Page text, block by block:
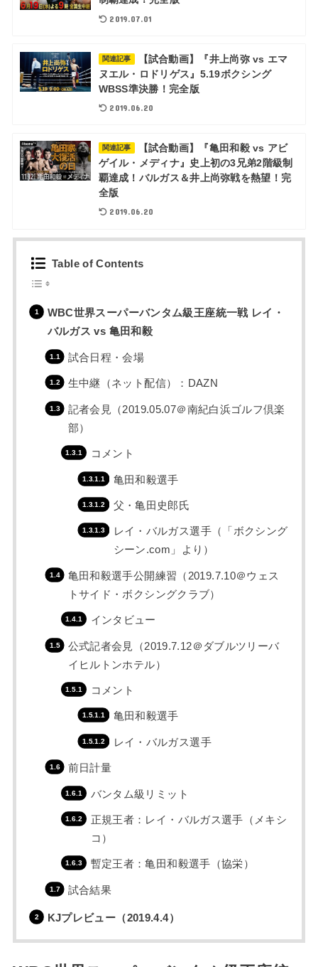
2019.07.01
関連記事
【試合動画】『井上尚弥 vs エマ
ヌエル・ロドリゲス』5.19ボクシング
WBSS準決勝！完全版
2019.06.20
関連記事
【試合動画】『亀田和毅 vs アビ
ゲイル・メディナ』史上初の3兄弟2階級制
覇達成！バルガス＆井上尚弥戦を熱望！完
全版
2019.06.20
Table of Contents
WBC世界スーパーバンタム級王座統一戦 レイ・
バルガス vs 亀田和毅
試合日程・会場
生中継（ネット配信）：DAZN
記者会見（2019.05.07＠南紀白浜ゴルフ倶楽
部）
コメント
亀田和毅選手
父・亀田史郎氏
レイ・バルガス選手（「ボクシング
シーン.com」より）
亀田和毅選手公開練習（2019.7.10＠ウェス
トサイド・ボクシングクラブ）
インタビュー
公式記者会見（2019.7.12＠ダブルツリーバ
イヒルトンホテル）
コメント
亀田和毅選手
レイ・バルガス選手
前日計量
バンタム級リミット
正規王者：レイ・バルガス選手（メキシ
コ）
暫定王者：亀田和毅選手（協栄）
試合結果
KJプレビュー（2019.4.4）